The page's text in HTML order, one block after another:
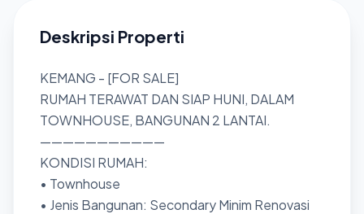
Deskripsi Properti
KEMANG - [FOR SALE]
RUMAH TERAWAT DAN SIAP HUNI, DALAM
TOWNHOUSE, BANGUNAN 2 LANTAI.
———————————
KONDISI RUMAH:
• Townhouse
• Jenis Bangunan: Secondary Minim Renovasi